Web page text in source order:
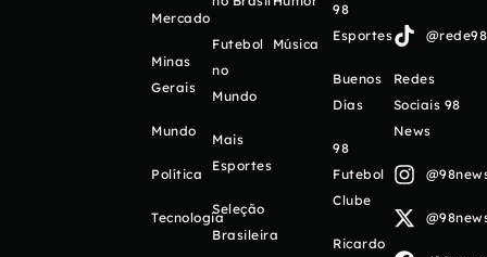
Mercado
Minas
Gerais
Mundo
Política
Tecnologia
Futebol
no
Mundo
Mais
Esportes
Seleção
Brasileira
Música
98
Esportes
Buenos
Días
98
Futebol
Clube
Ricardo
Redes
Sociais 98
News